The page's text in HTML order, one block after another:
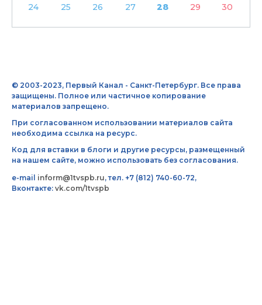
24
25 26 27 28 29 30
© 2003-2023, Первый Канал - Санкт-Петербург. Все права
защищены. Полное или частичное копирование
материалов запрещено.
При согласованном использовании материалов сайта
необходима ссылка на ресурс.
Код для вставки в блоги и другие ресурсы, размещенный
на нашем сайте, можно использовать без согласования.
e-mail inform@1tvspb.ru, тел. +7 (812) 740-60-72,
Вконтакте: vk.com/1tvspb